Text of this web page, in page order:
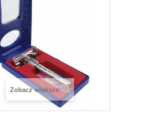
Zobacz większe